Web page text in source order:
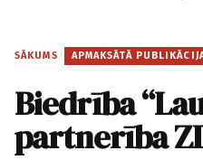
SĀKUMS / APMAKSĀTĀ
Biedrība
partnerība